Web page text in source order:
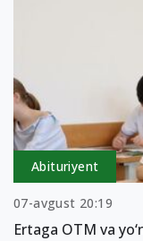
Abituriyent
07-avgust 20:19
Ertaga OTM va